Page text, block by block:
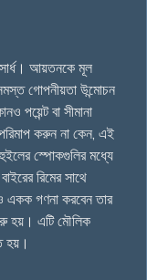
আয়তনকে মূল
গোপনীয়তা উন্মোচন
পয়েন্ট বা সীমানা
করুন না কেন, এই
স্পোকগুলির মধ্যে
রিমের সাথে
গণনা করবেন তার
হয়। এটি মৌলিক
হয়।